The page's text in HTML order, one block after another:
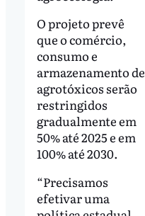
O projeto prevê
que o comércio,
consumo e
armazenamento de
agrotóxicos serão
restringidos
gradualmente em
50% até 2025 e em
100% até 2030.
“Precisamos
efetivar uma